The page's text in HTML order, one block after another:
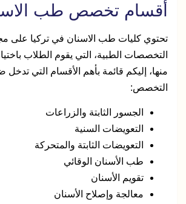
أقسام تخصص طب
تحتوي كليات طب الاسنان في تركيا على
التخصصات الطبية، التي يقوم الطلاب
منها، إليكم قائمة بأهم الأقسام التي تدخل
التخصص:
الجسور الثابتة والزراعات
التعويضات السنية
التعويضات الثابتة والمتحركة
طب الأسنان الوقائي
تقويم الأسنان
معالجة وإصلاح الأسنان